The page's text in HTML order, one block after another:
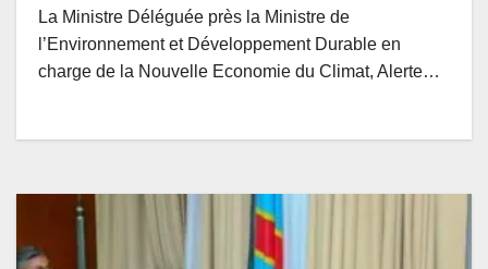
La Ministre Déléguée près la Ministre de
l’Environnement et Développement Durable en
charge de la Nouvelle Economie du Climat, Alerte…